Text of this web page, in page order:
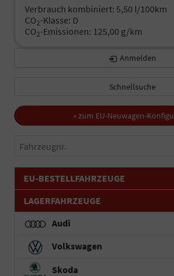
Verbrauch kombiniert: 5,50 l/100km
CO2-Klasse: D
CO2-Emissionen: 125,00 g/km
Anmelden
Schnellsuche
» zum EU-Neuwagen-
Fahrzeugnr.
EU-BESTELLFAHRZEUGE
LAGERFAHRZEUGE
Audi
Volkswagen
Skoda